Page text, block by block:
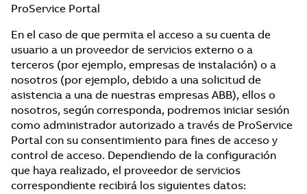
ProService Portal
En el caso de que permita el acceso a su cuenta de
usuario a un proveedor de servicios externo o a
terceros (por ejemplo, empresas de instalación) o a
nosotros (por ejemplo, debido a una solicitud de
asistencia a una de nuestras empresas ABB), ellos o
nosotros, según corresponda, podremos iniciar sesión
como administrador autorizado a través de ProService
Portal con su consentimiento para fines de acceso y
control de acceso. Dependiendo de la configuración
que haya realizado, el proveedor de servicios
correspondiente recibirá los siguientes datos: